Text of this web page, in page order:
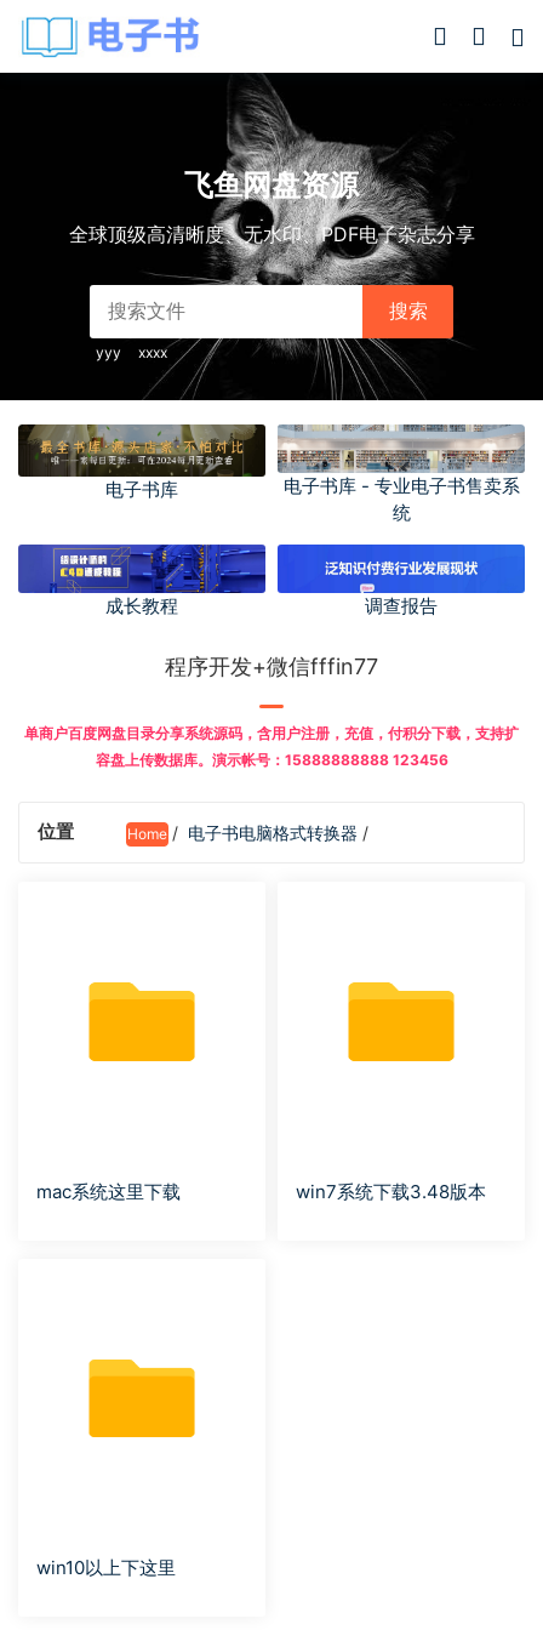
飞鱼网盘资源
全球顶级高清晰度、无水印、PDF电子杂志分享
搜索
yyy xxxx
电子书库
电子书库 - 专业电子书售卖系
统
成长教程 调查报告
程序开发+微信fffin77
单商户百度网盘目录分享系统源码，含用户注册，充值，付积分下载，支持扩
容盘上传数据库。演示帐号：15888888888 123456
位置 Home / 电子书电脑格式转换器 /
mac系统这里下载 win7系统下载3.48版本
win10以上下这里